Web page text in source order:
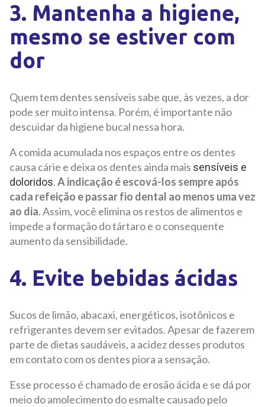
3. Mantenha a higiene,
mesmo se estiver com
dor
Quem tem dentes sensíveis sabe que, às vezes, a dor
pode ser muito intensa. Porém, é importante não
descuidar da higiene bucal nessa hora.
A comida acumulada nos espaços entre os dentes
causa cárie e deixa os dentes ainda mais sensíveis e
doloridos.A indicação é escová-los sempre após
cada refeição e passar fio dental ao menos uma vez
ao dia. Assim, você elimina os restos de alimentos e
impede a formação do tártaro e o consequente
aumento da sensibilidade.
4. Evite bebidas ácidas
Sucos de limão, abacaxi, energéticos, isotônicos e
refrigerantes devem ser evitados. Apesar de fazerem
parte de dietas saudáveis, a acidez desses produtos
em contato com os dentes piora a sensação.
Esse processo é chamado de erosão ácida e se dá por
meio do amolecimento do esmalte causado pelo